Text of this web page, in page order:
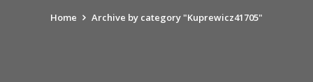
Home Archive by category "Kuprewicz41705"